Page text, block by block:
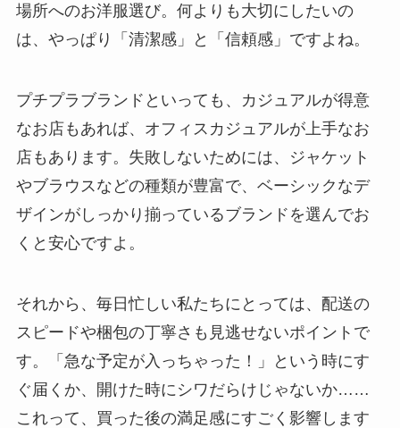
場所へのお洋服選び。何よりも大切にしたいの
は、やっぱり「清潔感」と「信頼感」ですよね。
プチプラブランドといっても、カジュアルが得意
なお店もあれば、オフィスカジュアルが上手なお
店もあります。失敗しないためには、ジャケット
やブラウスなどの種類が豊富で、ベーシックなデ
ザインがしっかり揃っているブランドを選んでお
くと安心ですよ。
それから、毎日忙しい私たちにとっては、配送の
スピードや梱包の丁寧さも見逃せないポイントで
す。「急な予定が入っちゃった！」という時にす
ぐ届くか、開けた時にシワだらけじゃないか……
これって、買った後の満足感にすごく影響します